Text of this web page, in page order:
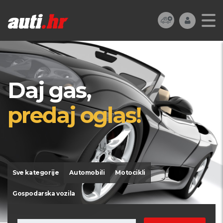
Daj gas,
predaj oglas!
Sve kategorije Automobili Motocikli
Gospodarska vozila